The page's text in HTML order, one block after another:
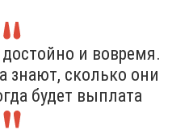
и вовремя.
знают, сколько они
будет выплата